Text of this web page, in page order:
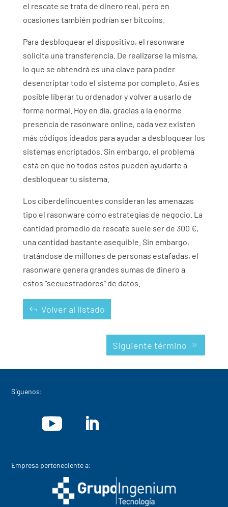
el rescate se trata de dinero real, pero en
ocasiones también podrían ser bitcoins.
Para desbloquear el dispositivo, el rasonware
solicita una transferencia. De realizarse la misma,
lo que se obtendrá es una clave para poder
desencriptar todo el sistema por completo. Así es
posible liberar tu ordenador y volver a usarlo de
forma normal. Hoy en día, gracias a la enorme
presencia de rasonware online, cada vez existen
más códigos ideados para ayudar a desbloquear los
sistemas encriptados. Sin embargo, el problema
está en que no todos estos pueden ayudarte a
desbloquear tu sistema.
Los ciberdelincuentes consideran las amenazas
tipo el rasonware como estrategias de negocio. La
cantidad promedio de rescate suele ser de 300 €,
una cantidad bastante asequible. Sin embargo,
tratándose de millones de personas estafadas, el
rasonware genera grandes sumas de dinero a
estos “secuestradores” de datos.
Volver al listado
Siguiente término
Síguenos:
Empresa perteneciente a: